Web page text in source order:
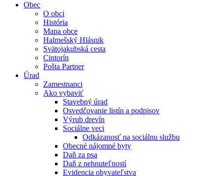
Obec
O obci
História
Mapa obce
Halmešský Hlásnik
Svätojakubská cesta
Cintorín
Pošta Partner
Úrad
Zamestnanci
Ako vybaviť
Stavebný úrad
Osvedčovanie listín a podpisov
Výrub drevín
Sociálne veci
Odkázanosť na sociálnu službu
Obecné nájomné byty
Daň za psa
Daň z nehnuteľností
Evidencia obyvateľstva